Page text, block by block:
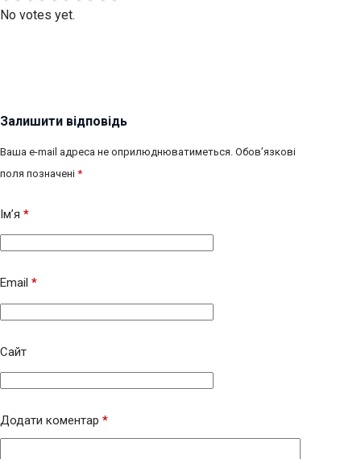
No votes yet.
Залишити відповідь
Ваша e-mail адреса не оприлюднюватиметься. Обов’язкові
поля позначені *
Ім’я *
Email *
Сайт
Додати коментар *